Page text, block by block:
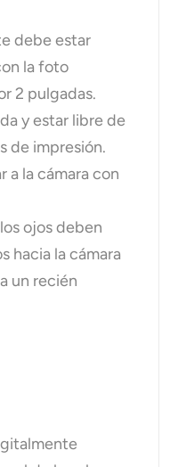
debe estar
la foto
2 pulgadas.
y estar libre de
de impresión.
a la cámara con
ojos deben
hacia la cámara
un recién